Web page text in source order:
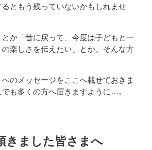
ともう残っていないかもしれませ
か「昔に戻って、今度は子どもと一
楽しさを伝えたい」とか、そんな方
のメッセージをここへ載せておきま
も多くの方へ届きますように…。
きました皆さまへ